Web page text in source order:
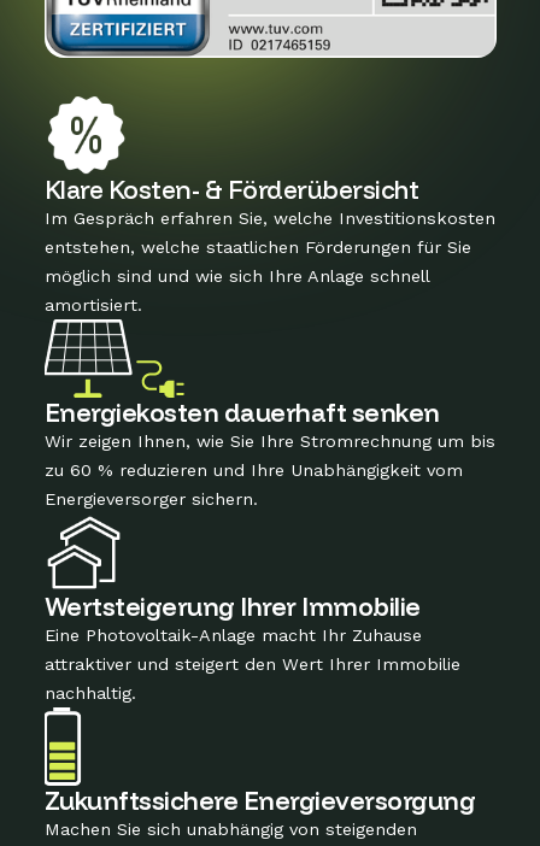
Klare Kosten- & Förderübersicht
Im Gespräch erfahren Sie, welche Investitionskosten
entstehen, welche staatlichen Förderungen für Sie
möglich sind und wie sich Ihre Anlage schnell
amortisiert.
Energiekosten dauerhaft senken
Wir zeigen Ihnen, wie Sie Ihre Stromrechnung um bis
zu 60 % reduzieren und Ihre Unabhängigkeit vom
Energieversorger sichern.
Wertsteigerung Ihrer Immobilie
Eine Photovoltaik-Anlage macht Ihr Zuhause
attraktiver und steigert den Wert Ihrer Immobilie
nachhaltig.
Zukunftssichere Energieversorgung
Machen Sie sich unabhängig von steigenden